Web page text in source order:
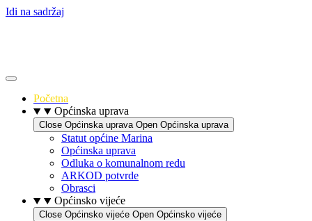
Idi na sadržaj
Početna
Općinska uprava
Close Općinska uprava Open Općinska uprava
Statut općine Marina
Općinska uprava
Odluka o komunalnom redu
ARKOD potvrde
Obrasci
Općinsko vijeće
Close Općinsko vijeće Open Općinsko vijeće